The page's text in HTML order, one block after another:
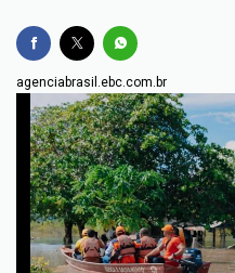
agenciabrasil.ebc.com.br